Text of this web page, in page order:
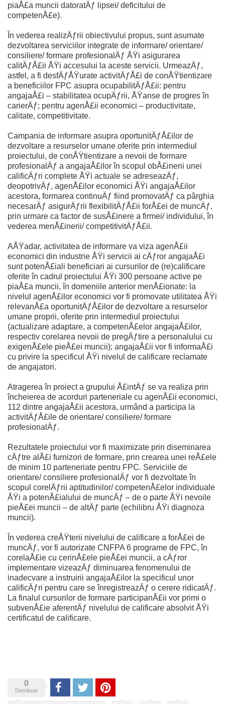
piaÅ£a muncii datoratÄƒ lipsei/ deficitului de
competenÅ£e).
În vederea realizÄƒrii obiectivului propus, sunt asumate
dezvoltarea serviciilor integrate de informare/ orientare/
consiliere/ formare profesionalÄƒ ÅŸi asigurarea
calitÄƒÅ£ii ÅŸi accesului la aceste servicii. UrmeazÄƒ,
astfel, a fi desfÄƒÅŸurate activitÄƒÅ£i de conÅŸtientizare
a beneficiilor FPC asupra ocupabilitÄƒÅ£ii: pentru
angajaÅ£i – stabilitatea ocupÄƒrii, ÅŸanse de progres în
carierÄƒ; pentru agenÅ£ii economici – productivitate,
calitate, competitivitate.
Campania de informare asupra oportunitÄƒÅ£ilor de
dezvoltare a resurselor umane oferite prin intermediul
proiectului, de conÅŸtientizare a nevoii de formare
profesionalÄƒ a angajaÅ£ilor în scopul obÅ£inerii unei
calificÄƒri complete ÅŸi actuale se adreseazÄƒ,
deopotrivÄƒ, agenÅ£ilor economici ÅŸi angajaÅ£ilor
acestora, formarea continuÄƒ fiind promovatÄƒ ca pârghia
necesarÄƒ asigurÄƒrii flexibilitÄƒÅ£ii forÅ£ei de muncÄƒ,
prin urmare ca factor de susÅ£inere a firmei/ individului, în
vederea menÅ£inerii/ competitivitÄƒÅ£ii.
AÅŸadar, activitatea de informare va viza agenÅ£ii
economici din industrie ÅŸi servicii ai cÄƒror angajaÅ£i
sunt potenÅ£iali beneficiari ai cursurilor de (re)calificare
oferite în cadrul proiectului ÅŸi 300 persoane active pe
piaÅ£a muncii, în domeniile anterior menÅ£ionate: la
nivelul agenÅ£ilor economici vor fi promovate utilitatea ÅŸi
relevanÅ£a oportunitÄƒÅ£ilor de dezvoltare a resurselor
umane proprii, oferite prin intermediul proiectului
(actualizare adaptare, a competenÅ£elor angajaÅ£ilor,
respectiv corelarea nevoii de pregÄƒtire a personalului cu
exigenÅ£ele pieÅ£ei muncii); angajaÅ£ii vor fi informaÅ£i
cu privire la specificul ÅŸi nivelul de calificare reclamate
de angajatori.
Atragerea în proiect a grupului Å£intÄƒ se va realiza prin
încheierea de acorduri parteneriale cu agenÅ£ii economici,
112 dintre angajaÅ£ii acestora, urmând a participa la
activitÄƒÅ£ile de orientare/ consiliere/ formare
profesionalÄƒ.
Rezultatele proiectului vor fi maximizate prin diseminarea
cÄƒtre alÅ£i furnizori de formare, prin crearea unei reÅ£ele
de minim 10 parteneriate pentru FPC. Serviciile de
orientare/ consiliere profesionalÄƒ vor fi dezvoltate în
scopul corelÄƒrii aptitudinilor/ competenÅ£elor individuale
ÅŸi a potenÅ£ialului de muncÄƒ – de o parte ÅŸi nevoile
pieÅ£ei muncii – de altÄƒ parte (echilibru ÅŸi diagnoza
muncii).
În vederea creÅŸterii nivelului de calificare a forÅ£ei de
muncÄƒ, vor fi autorizate CNFPA 6 programe de FPC, în
corelaÅ£ie cu cerinÅ£ele pieÅ£ei muncii, a cÄƒror
implementare vizeazÄƒ diminuarea fenomenului de
inadecvare a instruirii angajaÅ£ilor la specificul unor
calificÄƒri pentru care se înregistreazÄƒ o cerere ridicatÄƒ.
La finalul cursurilor de formare participanÅ£ii vor primi o
subvenÅ£ie aferentÄƒ nivelului de calificare absolvit ÅŸi
certificatul de calificare.
0
Distribuie Share Tweet Pinterest